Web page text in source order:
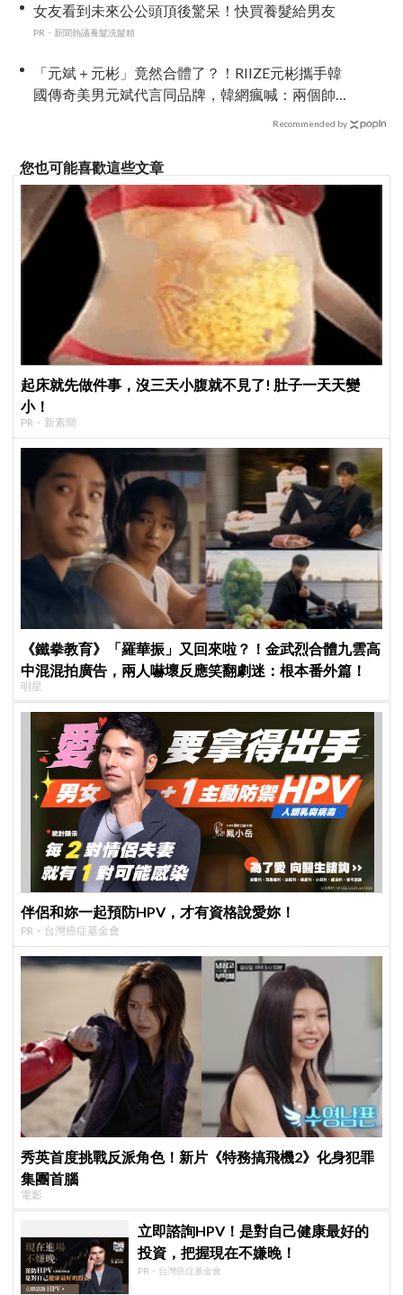
女友看到未來公公頭頂後驚呆！快買養髮給男友
PR・新聞熱議養髮洗髮精
「元斌＋元彬」竟然合體了？！RIIZE元彬攜手韓
國傳奇美男元斌代言同品牌，韓網瘋喊：兩個帥
Recommended by
您也可能喜歡這些文章
起床就先做件事，沒三天小腹就不見了! 肚子一天天變
小！
PR・新素簡
《鐵拳教育》「羅華振」又回來啦？！金武烈合體九雲高
中混混拍廣告，兩人嚇壞反應笑翻劇迷：根本番外篇！
明星
伴侶和妳一起預防HPV，才有資格說愛妳！
PR・台灣癌症基金會
秀英首度挑戰反派角色！新片《特務搞飛機2》化身犯罪
集團首腦
電影
立即諮詢HPV！是對自己健康最好的
投資，把握現在不嫌晚！
PR・台灣癌症基金會